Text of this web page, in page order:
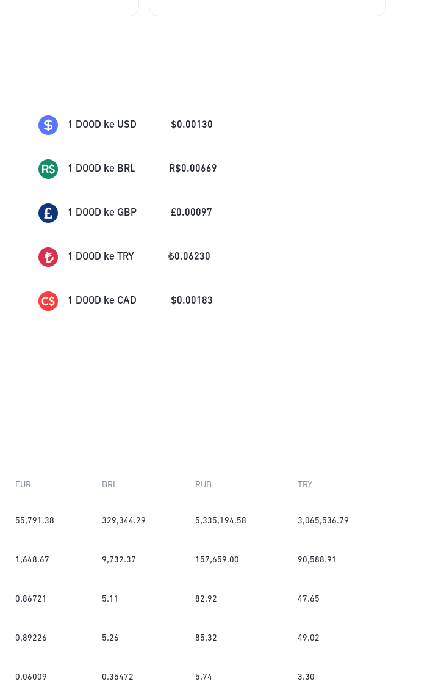
1 DOOD ke USD $0.00130
1 DOOD ke BRL R$0.00669
1 DOOD ke GBP £0.00097
1 DOOD ke TRY ₺0.06230
1 DOOD ke CAD $0.00183
EUR BRL RUB TRY
55,791.38 329,344.29 5,335,194.58 3,065,536.79
1,648.67 9,732.37 157,659.00 90,588.91
0.86721 5.11 82.92 47.65
0.89226 5.26 85.32 49.02
0.06009 0.35472 5.74 3.30